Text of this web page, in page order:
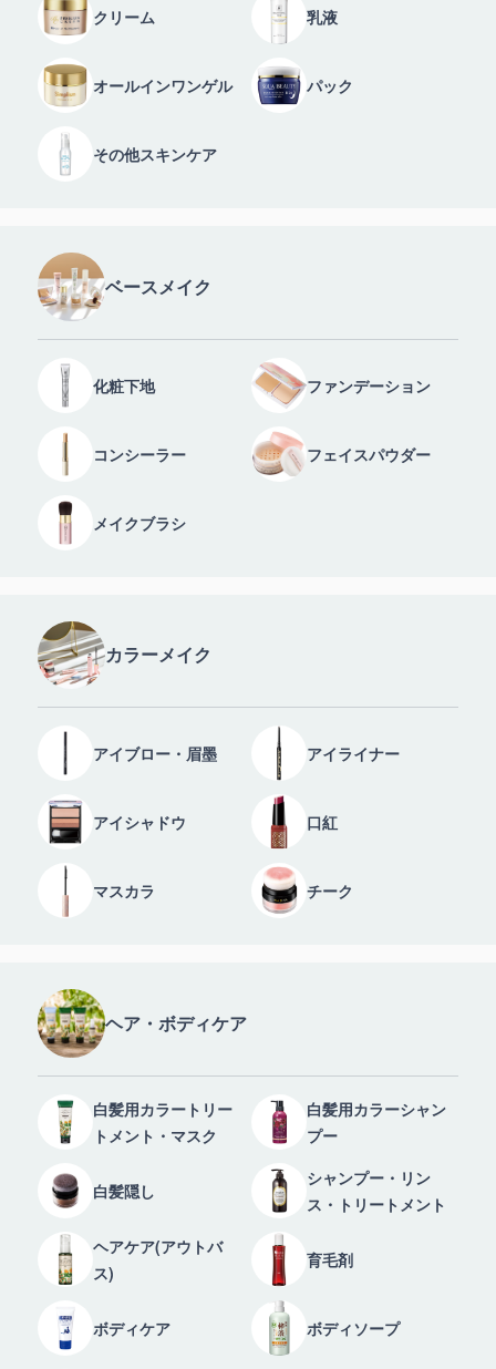
クリーム 乳液
オールインワンゲル パック
その他スキンケア
ベースメイク
化粧下地 ファンデーション
コンシーラー フェイスパウダー
メイクブラシ
カラーメイク
アイブロー・眉墨 アイライナー
アイシャドウ 口紅
マスカラ チーク
ヘア・ボディケア
白髪用カラートリー
トメント・マスク
白髪用カラーシャン
プー
白髪隠し
シャンプー・リン
ス・トリートメント
ヘアケア(アウトバ
ス)
育毛剤
ボディケア ボディソープ